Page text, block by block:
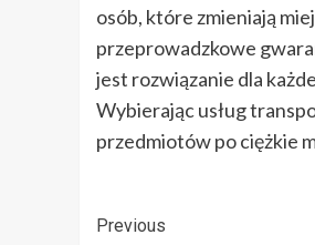
osób, które zmieniają
przeprowadzkowe
jest rozwiązanie dla
Wybierając usług
przedmiotów po ciężkie
Post
Previous